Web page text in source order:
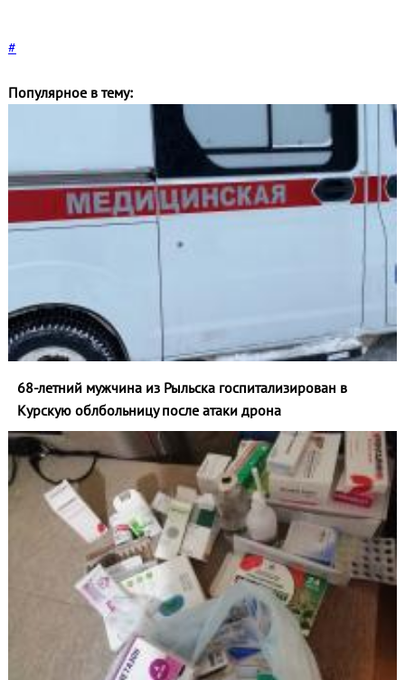
#
Популярное в тему:
68-летний мужчина из Рыльска госпитализирован в
Курскую облбольницу после атаки дрона